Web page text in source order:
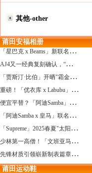
其他-other
莆田安福相册
「
星巴克 x Beams」新联名系列曝光，定档发售！
A
J4又一经典复刻确认，“黑猫”配色发售日公布了！
「
贾斯汀·比伯」开晒"霜金爱彼AP"皇家橡树，破产？不可能的...
重
磅！「优衣库 x Labubu」联名2.0计划曝光，单品清单泄露！
便
宜平替？「阿迪Samba」特别款"珍珠蕾丝"曝光，确认发售！
「
阿迪Samba x 皇马」联名确认发售，附发售链接...
「
Supreme」2025春夏"太阳镜"系列曝光，附发售指南！
少
林第一高僧！「文班亚马」剃光头，去河南少林寺修行了...
先
锋材质引领崭新制表篇章 TAG Heuer泰格豪雅推出采用新型钛金属打造的摩纳哥系列双秒追针计时码表，全新定义先锋材质
莆田运动鞋